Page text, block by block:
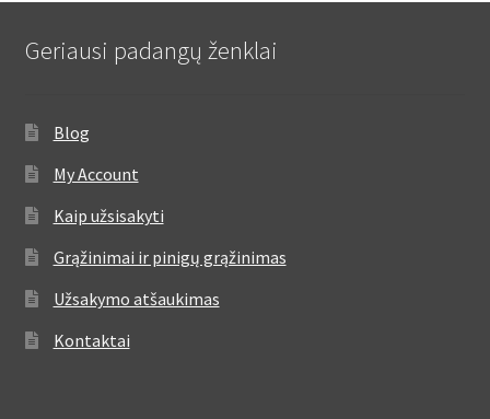
Geriausi padangų ženklai
Blog
My Account
Kaip užsisakyti
Grąžinimai ir pinigų grąžinimas
Užsakymo atšaukimas
Kontaktai